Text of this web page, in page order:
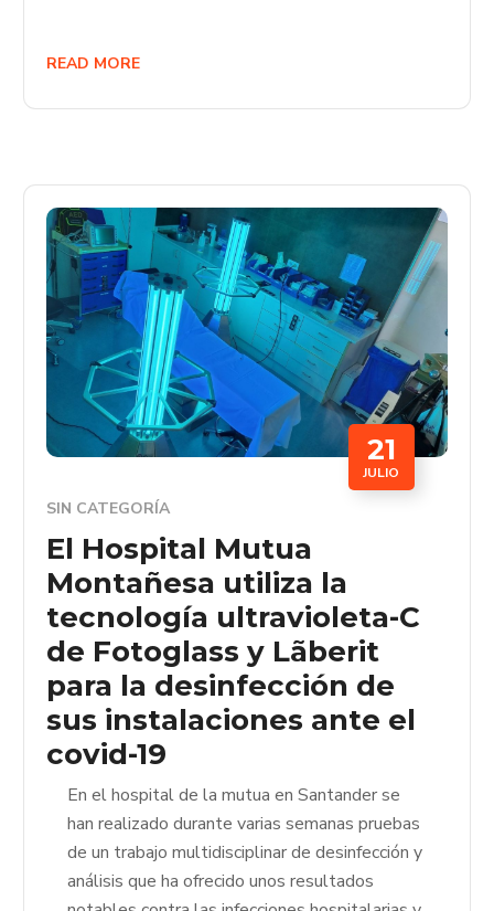
READ MORE
21
JULIO
SIN CATEGORÍA
El Hospital Mutua
Montañesa utiliza la
tecnología ultravioleta-C
de Fotoglass y Lãberit
para la desinfección de
sus instalaciones ante el
covid-19
En el hospital de la mutua en Santander se
han realizado durante varias semanas pruebas
de un trabajo multidisciplinar de desinfección y
análisis que ha ofrecido unos resultados